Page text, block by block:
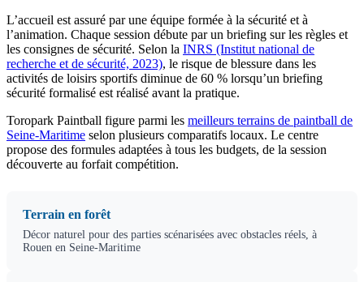
L’accueil est assuré par une équipe formée à la sécurité et à
l’animation. Chaque session débute par un briefing sur les règles et
les consignes de sécurité. Selon la INRS (Institut national de
recherche et de sécurité, 2023), le risque de blessure dans les
activités de loisirs sportifs diminue de 60 % lorsqu’un briefing
sécurité formalisé est réalisé avant la pratique.
Toropark Paintball figure parmi les meilleurs terrains de paintball de
Seine-Maritime selon plusieurs comparatifs locaux. Le centre
propose des formules adaptées à tous les budgets, de la session
découverte au forfait compétition.
Terrain en forêt
Décor naturel pour des parties scénarisées avec obstacles réels, à
Rouen en Seine-Maritime